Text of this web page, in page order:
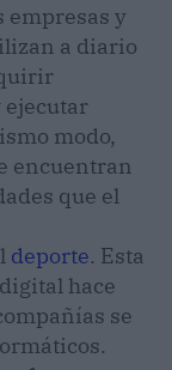
empresas y
a diario
ejecutar
modo,
encuentran
que el
deporte. Esta
hace
se